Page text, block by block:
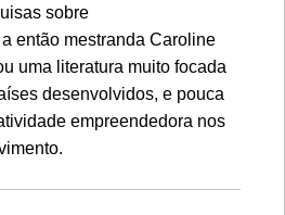
sobre
então mestranda Caroline
uma literatura muito focada
desenvolvidos, e pouca
empreendedora nos